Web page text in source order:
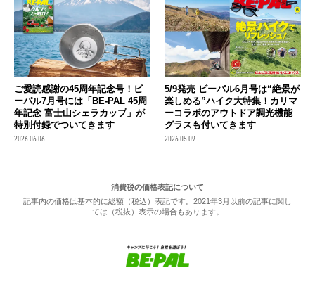
ご愛読感謝の45周年記念号！ビ
ーパル7月号には「BE-PAL 45周
年記念 富士山シェラカップ」が
特別付録でついてきます
2026.06.06
5/9発売 ビーパル6月号は“絶景が
楽しめる”ハイク大特集！カリマ
ーコラボのアウトドア調光機能
グラスも付いてきます
2026.05.09
消費税の価格表記について
記事内の価格は基本的に総額（税込）表記です。2021年3月以前の記事に関し
ては（税抜）表示の場合もあります。